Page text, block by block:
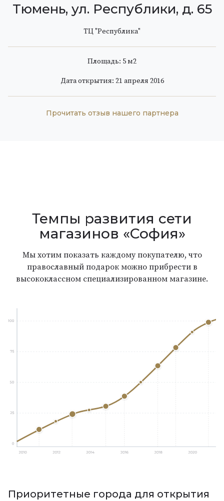
Тюмень, ул. Республики, д. 65
ТЦ "Республика"
Площадь: 5 м2
Дата открытия: 21 апреля 2016
Прочитать отзыв нашего партнера
Темпы развития сети
магазинов «София»
Мы хотим показать каждому покупателю, что
православный подарок можно прибрести в
высококлассном специализированном магазине.
Приоритетные города для открытия